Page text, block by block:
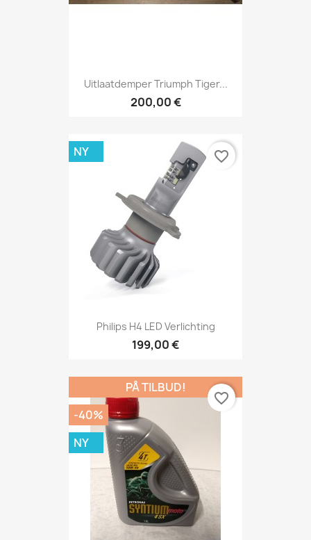
Uitlaatdemper Triumph Tiger...
200,00 €
Philips H4 LED Verlichting
199,00 €
NY favorite_border
PÅ TILBUD!
-40%
NY
favorite_border